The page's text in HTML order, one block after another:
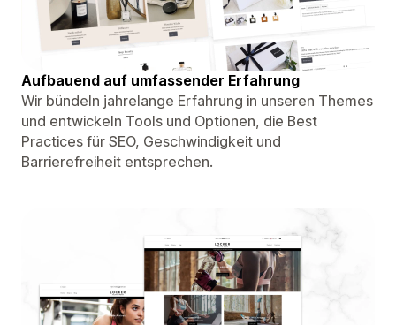
Aufbauend auf umfassender Erfahrung
Wir bündeln jahrelange Erfahrung in unseren Themes
und entwickeln Tools und Optionen, die Best
Practices für SEO, Geschwindigkeit und
Barrierefreiheit entsprechen.